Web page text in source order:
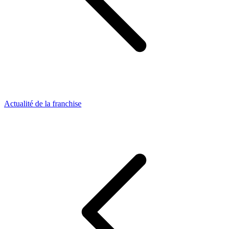
Actualité de la franchise